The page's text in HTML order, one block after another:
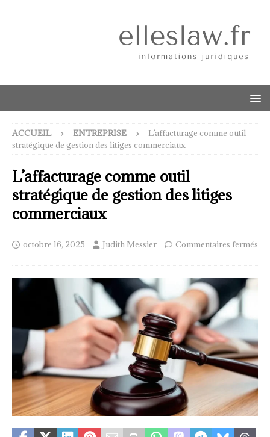
ACCUEIL ENTREPRISE
L’affacturage comme outil
stratégique de gestion des litiges commerciaux
L’affacturage comme outil
stratégique de gestion des litiges
commerciaux
octobre 16, 2025 Judith Messier Commentaires fermés